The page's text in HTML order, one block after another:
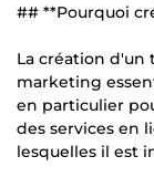
## **Pourquoi
La création d'un
marketing
en particulier
des services en
lesquelles il est